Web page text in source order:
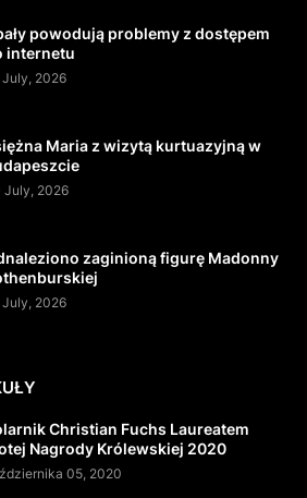
powodują problemy z dostępem
internetu
July, 2026
Maria z wizytą kurtuazyjną w
July, 2026
zaginioną figurę Madonny
July, 2026
Christian Fuchs Laureatem
Nagrody Królewskiej 2020
05, 2020